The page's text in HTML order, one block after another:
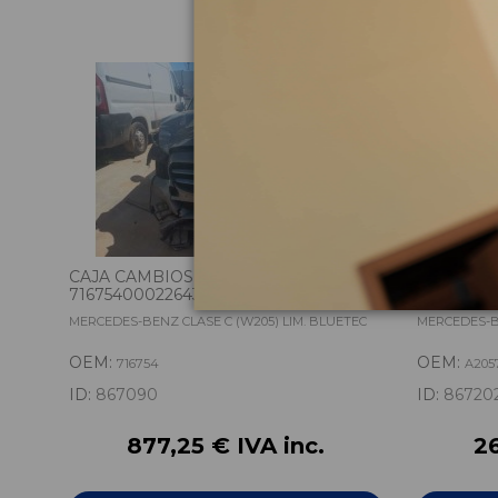
CAJA CAMBIOS 716754
71675400022643
MERCEDES-BENZ CLASE C (W205) LIM. BLUETEC
OEM: 716754
ID: 867090
877,25 € IVA inc.
MERCEDES-
OEM:
ID: